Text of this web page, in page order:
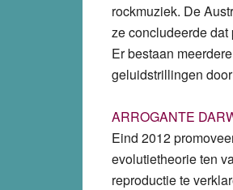
rockmuziek. De
ze concludeerde
Er bestaan
geluidstrillingen
ARROGANTE
Eind 2012
evolutietheorie ten
reproductie te